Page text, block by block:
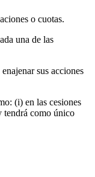
o cuotas.
una de las
sus acciones
(i) en las cesiones
tendrá como único